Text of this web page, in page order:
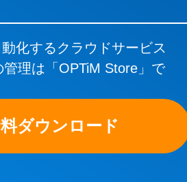
化するクラウドサービス
理は「OPTiM Store」で
ダウンロード